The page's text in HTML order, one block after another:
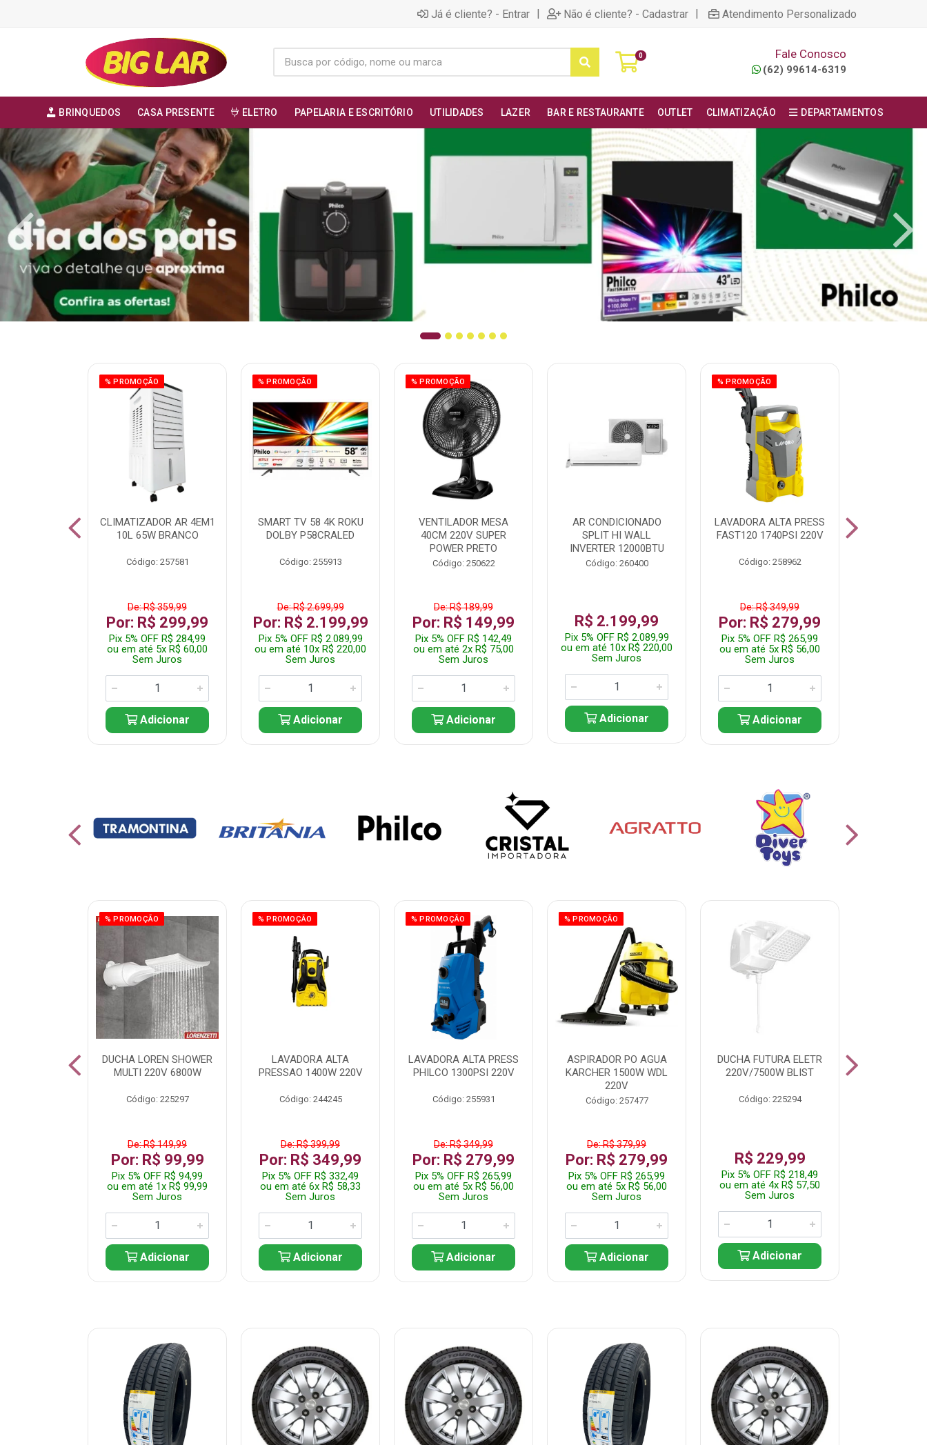
Já é cliente? - Entrar | Não é cliente? - Cadastrar | Atendimento Personalizado
0 Fale Conosco
(62) 99614-6319
BRINQUEDOS CASA PRESENTE ELETRO PAPELARIA E ESCRITÓRIO UTILIDADES LAZER BAR E RESTAURANTE OUTLET CLIMATIZAÇÃO DEPARTAMENTOS
% PROMOÇÃO
CLIMATIZADOR AR 4EM1
10L 65W BRANCO
Código: 257581
De: R$ 359,99
Por: R$ 299,99
Pix 5% OFF R$ 284,99
ou em até 5x R$ 60,00
Sem Juros
Adicionar
% PROMOÇÃO
SMART TV 58 4K ROKU
DOLBY P58CRALED
Código: 255913
De: R$ 2.699,99
Por: R$ 2.199,99
Pix 5% OFF R$ 2.089,99
ou em até 10x R$ 220,00
Sem Juros
Adicionar
% PROMOÇÃO
VENTILADOR MESA
40CM 220V SUPER
POWER PRETO
Código: 250622
De: R$ 189,99
Por: R$ 149,99
Pix 5% OFF R$ 142,49
ou em até 2x R$ 75,00
Sem Juros
Adicionar
AR CONDICIONADO
SPLIT HI WALL
INVERTER 12000BTU
Código: 260400
R$ 2.199,99
Pix 5% OFF R$ 2.089,99
ou em até 10x R$ 220,00
Sem Juros
Adicionar
% PROMOÇÃO
LAVADORA ALTA PRESS
FAST120 1740PSI 220V
Código: 258962
De: R$ 349,99
Por: R$ 279,99
Pix 5% OFF R$ 265,99
ou em até 5x R$ 56,00
Sem Juros
Adicionar
% PROMOÇÃO
DUCHA LOREN SHOWER
MULTI 220V 6800W
Código: 225297
De: R$ 149,99
Por: R$ 99,99
Pix 5% OFF R$ 94,99
ou em até 1x R$ 99,99
Sem Juros
Adicionar
% PROMOÇÃO
LAVADORA ALTA
PRESSAO 1400W 220V
Código: 244245
De: R$ 399,99
Por: R$ 349,99
Pix 5% OFF R$ 332,49
ou em até 6x R$ 58,33
Sem Juros
Adicionar
% PROMOÇÃO
LAVADORA ALTA PRESS
PHILCO 1300PSI 220V
Código: 255931
De: R$ 349,99
Por: R$ 279,99
Pix 5% OFF R$ 265,99
ou em até 5x R$ 56,00
Sem Juros
Adicionar
% PROMOÇÃO
ASPIRADOR PO AGUA
KARCHER 1500W WDL
220V
Código: 257477
De: R$ 379,99
Por: R$ 279,99
Pix 5% OFF R$ 265,99
ou em até 5x R$ 56,00
Sem Juros
Adicionar
DUCHA FUTURA ELETR
220V/7500W BLIST
Código: 225294
R$ 229,99
Pix 5% OFF R$ 218,49
ou em até 4x R$ 57,50
Sem Juros
Adicionar